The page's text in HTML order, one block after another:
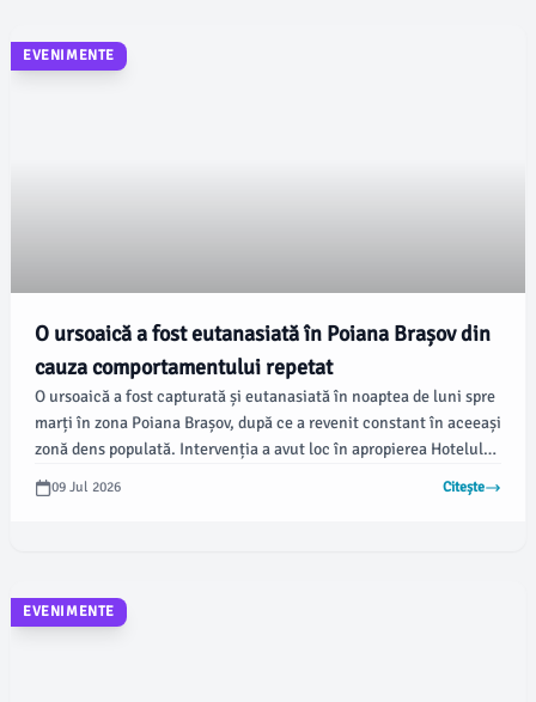
EVENIMENTE
O ursoaică a fost eutanasiată în Poiana Brașov din
cauza comportamentului repetat
O ursoaică a fost capturată și eutanasiată în noaptea de luni spre
marți în zona Poiana Brașov, după ce a revenit constant în aceeași
zonă dens populată. Intervenția a avut loc în apropierea Hotelului
Piatra Mare, iar decizia a fost luată pentru a proteja siguranța
localnicilor și turiștilor.
09 Jul 2026 Citește
EVENIMENTE